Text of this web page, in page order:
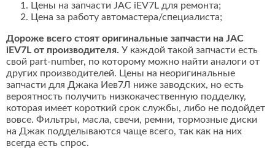
Цены на запчасти JAC iEV7L для ремонта;
Цена за работу автомастера/специалиста;
Дороже всего стоят оригинальные запчасти на JAC
iEV7L от производителя. У каждой такой запчасти есть
свой part-number, по которому можно найти аналоги от
других производителей. Цены на неоригинальные
запчасти для Джака Иев7Л ниже заводских, но есть
вероятность получить низкокачественную подделку,
которая имеет короткий срок службы, либо не подойдет
вовсе. Фильтры, масла, свечи, ремни, тормозные диски
на Джак подделываются чаще всего, так как на них
всегда есть спрос.